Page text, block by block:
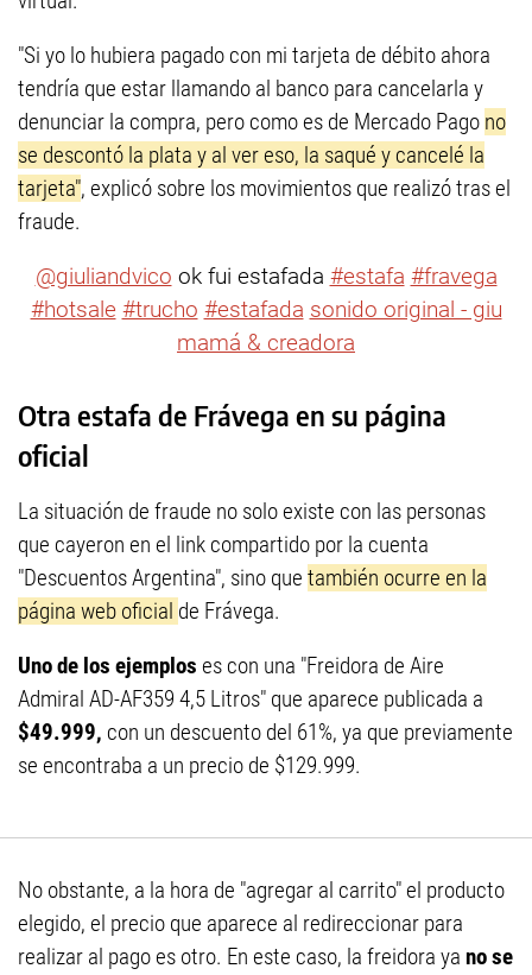
"Si yo lo hubiera pagado con mi tarjeta de débito ahora
tendría que estar llamando al banco para cancelarla y
denunciar la compra, pero como es de Mercado Pago no
se descontó la plata y al ver eso, la saqué y cancelé la
tarjeta", explicó sobre los movimientos que realizó tras el
fraude.
@giuliandvico ok fui estafada #estafa #fravega
#hotsale #trucho #estafada sonido original - giu
mamá & creadora
Otra estafa de Frávega en su página
oficial
La situación de fraude no solo existe con las personas
que cayeron en el link compartido por la cuenta
"Descuentos Argentina", sino que también ocurre en la
página web oficial de Frávega.
Uno de los ejemplos es con una "Freidora de Aire
Admiral AD-AF359 4,5 Litros" que aparece publicada a
$49.999, con un descuento del 61%, ya que previamente
se encontraba a un precio de $129.999.
No obstante, a la hora de "agregar al carrito" el producto
elegido, el precio que aparece al redireccionar para
realizar al pago es otro. En este caso, la freidora ya no se